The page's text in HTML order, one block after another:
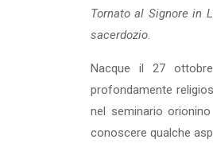
Tornato al Signore in
sacerdozio.
Nacque il 27
profondamente
nel seminario
conoscere qualche